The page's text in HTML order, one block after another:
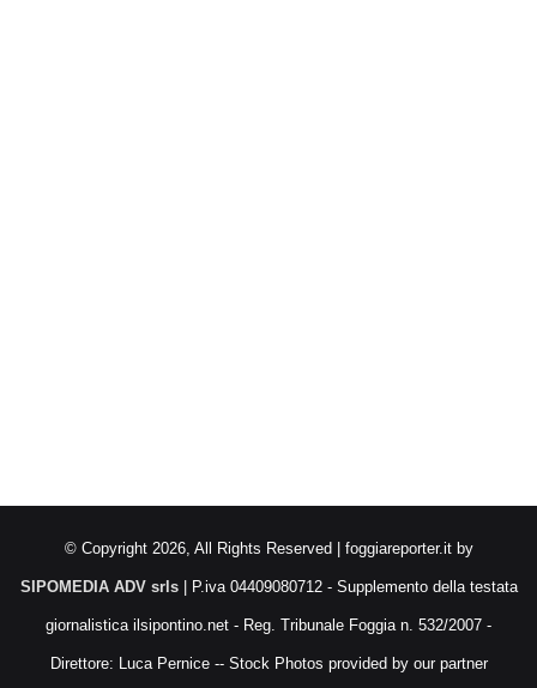
© Copyright 2026, All Rights Reserved | foggiareporter.it by
SIPOMEDIA ADV srls | P.iva 04409080712 - Supplemento della testata
giornalistica ilsipontino.net - Reg. Tribunale Foggia n. 532/2007 -
Direttore: Luca Pernice -- Stock Photos provided by our partner